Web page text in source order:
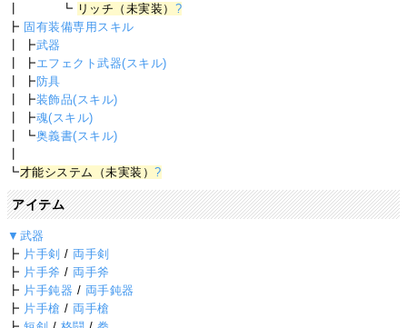
┃ ┗ リッチ（未実装） ?
┣ 固有装備専用スキル
┃ ┣武器
┃ ┣エフェクト武器(スキル)
┃ ┣防具
┃ ┣装飾品(スキル)
┃ ┣魂(スキル)
┃ ┗奥義書(スキル)
┗才能システム（未実装）?
アイテム
▼武器
┣ 片手剣 / 両手剣
┣ 片手斧 / 両手斧
┣ 片手鈍器 / 両手鈍器
┣ 片手槍 / 両手槍